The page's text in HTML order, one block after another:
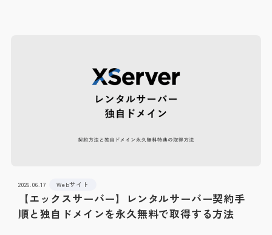
【エックスサーバー】レンタルサーバー契約手
順と独自ドメインを永久無料で取得する方法
2026.06.17 Webサイト